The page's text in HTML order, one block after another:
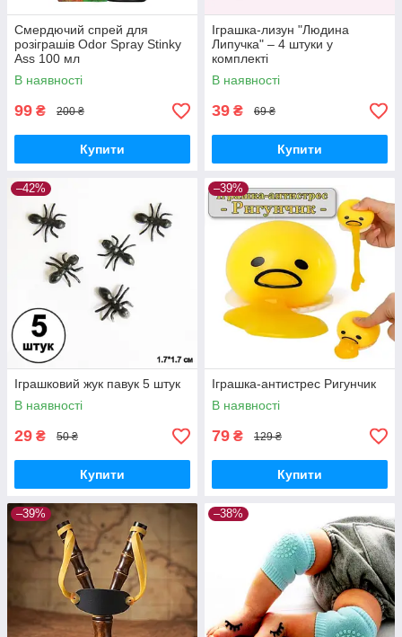
Смердючий спрей для
розіграшів Odor Spray Stinky
Ass 100 мл
В наявності
99 ₴ 200 ₴
Купити
Іграшка-лизун "Людина
Липучка" – 4 штуки у
комплекті
В наявності
39 ₴ 69 ₴
Купити
–42%
Іграшковий жук павук 5 штук
В наявності
29 ₴ 50 ₴
Купити
–39%
Іграшка-антистрес Ригунчик
В наявності
79 ₴ 129 ₴
Купити
–39% –38%